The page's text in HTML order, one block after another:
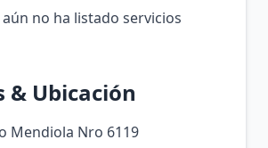
no ha listado servicios
& Ubicación
Mendiola Nro 6119